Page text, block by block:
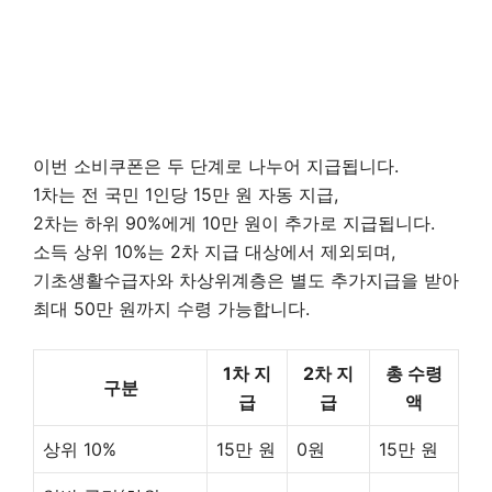
이번 소비쿠폰은 두 단계로 나누어 지급됩니다.
1차는 전 국민 1인당 15만 원 자동 지급,
2차는 하위 90%에게 10만 원이 추가로 지급됩니다.
소득 상위 10%는 2차 지급 대상에서 제외되며,
기초생활수급자와 차상위계층은 별도 추가지급을 받아
최대 50만 원까지 수령 가능합니다.
구분
1차 지
급
2차 지
급
총 수령
액
상위 10% 15만 원 0원 15만 원